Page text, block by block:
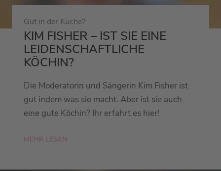
Gut in der Küche?
KIM FISHER – IST SIE EINE
LEIDENSCHAFTLICHE
KÖCHIN?
Die Moderatorin und Sängerin Kim Fisher ist
gut indem was sie macht. Aber ist sie auch
eine gute Köchin? Ihr erfahrt es hier!
MEHR LESEN